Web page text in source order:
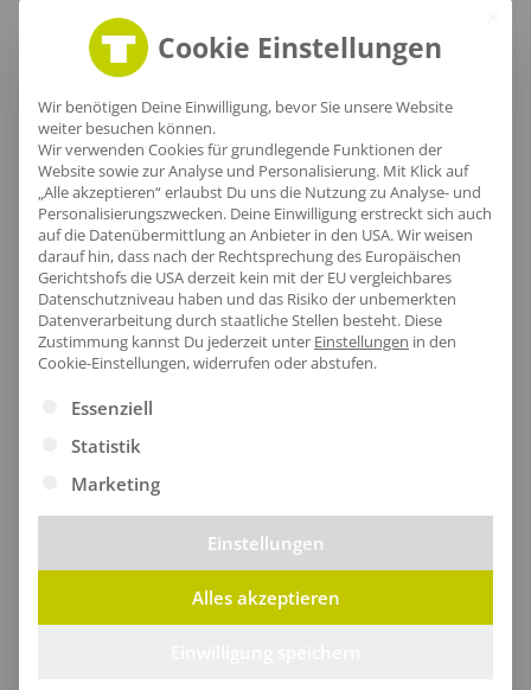
Stoffbeutel Cedi
5,83€ /Stk.
Stoffbeutel Dawa
ab9,18€ /Stk.
Nachhaltig
Ökologische Produkte mit Bio-Zertifizierung oder mit
recycelte Materialien hergestellt.
Cookie Einstellungen
Wir benötigen Deine Einwilligung, bevor Sie unsere Website
weiter besuchen können.
Wir verwenden Cookies für grundlegende Funktionen der
Website sowie zur Analyse und Personalisierung. Mit Klick auf
„Alle akzeptieren“ erlaubst Du uns die Nutzung zu Analyse- und
Personalisierungszwecken. Deine Einwilligung erstreckt sich auch
auf die Datenübermittlung an Anbieter in den USA. Wir weisen
darauf hin, dass nach der Rechtsprechung des Europäischen
Gerichtshofs die USA derzeit kein mit der EU vergleichbares
Datenschutzniveau haben und das Risiko der unbemerkten
Datenverarbeitung durch staatliche Stellen besteht. Diese
Zustimmung kannst Du jederzeit unter Einstellungen in den
Cookie-Einstellungen, widerrufen oder abstufen.
Es folgt eine Liste der Service-Gruppen, für die eine
Essenziell
Statistik
Marketing
Einstellungen
Alles akzeptieren